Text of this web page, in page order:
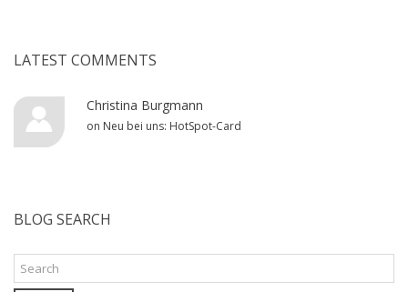
LATEST COMMENTS
Christina Burgmann
on Neu bei uns: HotSpot-Card
BLOG SEARCH